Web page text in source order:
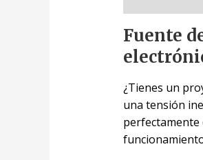
Fuente
¿Tienes un
una tensión
perfectamente